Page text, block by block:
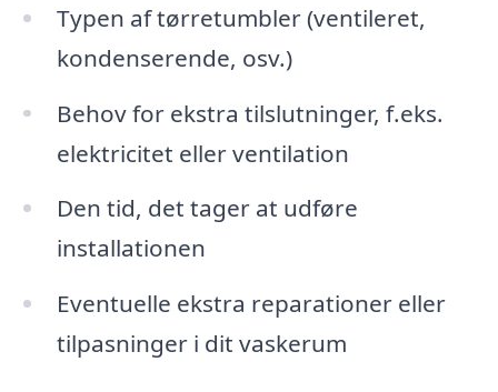
Typen af tørretumbler (ventileret,
kondenserende, osv.)
Behov for ekstra tilslutninger, f.eks.
elektricitet eller ventilation
Den tid, det tager at udføre
installationen
Eventuelle ekstra reparationer eller
tilpasninger i dit vaskerum